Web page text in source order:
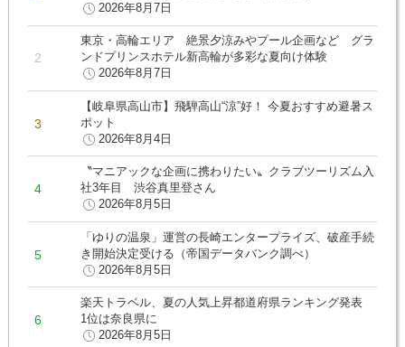
2026年8月7日
東京・高輪エリア 絶景夕涼みやプール企画など グラ
ンドプリンスホテル新高輪が多彩な夏向け体験
2026年8月7日
【岐阜県高山市】飛騨高山“涼”好！ 今夏おすすめ避暑ス
ポット
2026年8月4日
〝マニアックな企画に携わりたい〟クラブツーリズム入
社3年目 渋谷真里登さん
2026年8月5日
「ゆりの温泉」運営の長崎エンタープライズ、破産手続
き開始決定受ける（帝国データバンク調べ）
2026年8月5日
楽天トラベル、夏の人気上昇都道府県ランキング発表
1位は奈良県に
2026年8月5日